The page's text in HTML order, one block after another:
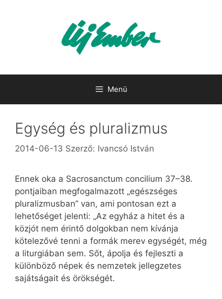
Menü
Egység és pluralizmus
2014-06-13 Szerző: Ivancsó István
Ennek oka a Sacrosanctum concilium 37–38.
pontjaiban megfogalmazott „egészséges
pluralizmusban” van, ami pontosan ezt a
lehetőséget jelenti: „Az egyház a hitet és a
közjót nem érintő dolgokban nem kívánja
kötelezővé tenni a formák merev egységét, még
a liturgiában sem. Sőt, ápolja és fejleszti a
különböző népek és nemzetek jellegzetes
sajátságait és örökségét.